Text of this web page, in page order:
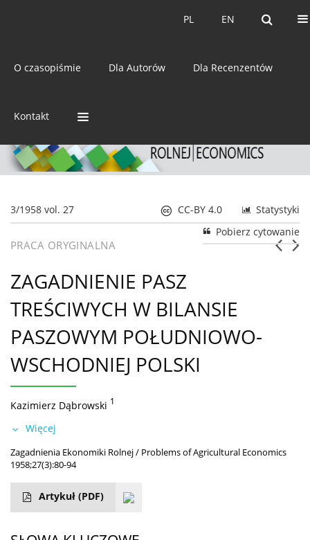
EN
PL EN
PL
O czasopiśmie Dla Autorów Dla Recenzentów
Kontakt
ISSN: 0044-1600
3/1958 vol. 27 Statystyki
CC-BY 4.0
Pobierz cytowanie
PRACA ORYGINALNA
ZAGADNIENIE PASZ
TREŚCIWYCH W BILANSIE
PASZOWYM POŁUDNIOWO-
WSCHODNIEJ POLSKI
Kazimierz Dąbrowski 1
Więcej
Zagadnienia Ekonomiki Rolnej / Problems of Agricultural Economics
1958;27(3):80-94
Artykuł (PDF)